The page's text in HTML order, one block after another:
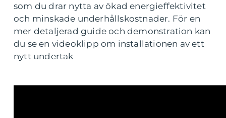
som du drar nytta av ökad energieffektivitet
och minskade underhållskostnader. För en
mer detaljerad guide och demonstration kan
du se en videoklipp om installationen av ett
nytt undertak